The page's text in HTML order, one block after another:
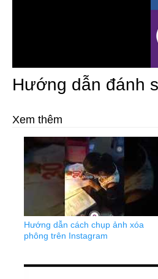
Hướng dẫn đánh
Xem thêm
Hướng dẫn cách chụp ảnh xóa
phông trên Instagram